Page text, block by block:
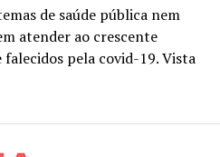
de saúde pública nem
atender ao crescente
pela covid-19. Vista